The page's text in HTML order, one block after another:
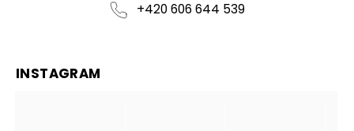
+420 606 644 539
INSTAGRAM